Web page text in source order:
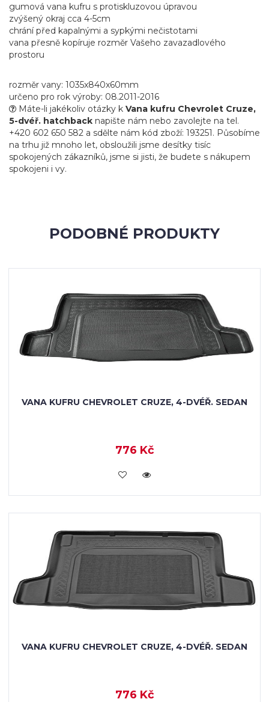
gumová vana kufru s protiskluzovou úpravou
zvýšený okraj cca 4-5cm
chrání před kapalnými a sypkými nečistotami
vana přesně kopíruje rozměr Vašeho zavazadlového
prostoru
rozměr vany: 1035x840x60mm
určeno pro rok výroby: 08.2011-2016
Máte-li jakékoliv otázky k Vana kufru Chevrolet Cruze,
5-dvéř. hatchback napište nám nebo zavolejte na tel.
+420 602 650 582 a sdělte nám kód zboží: 193251. Působíme
na trhu již mnoho let, obsloužili jsme desítky tisíc
spokojených zákazníků, jsme si jisti, že budete s nákupem
spokojeni i vy.
PODOBNÉ PRODUKTY
VANA KUFRU CHEVROLET CRUZE, 4-DVÉŘ. SEDAN
776 Kč
KOUPIT
VANA KUFRU CHEVROLET CRUZE, 4-DVÉŘ. SEDAN
776 Kč